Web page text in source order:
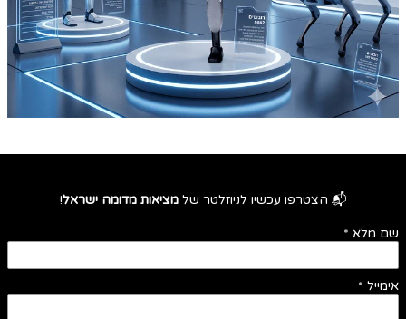
📬 הצטרפו עכשיו לניוזלטר של מציאות מדומה ישראל!
שם מלא *
אימייל *